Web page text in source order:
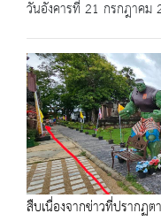
วันอังคารที่ 21 กรกฎาคม
สืบเนื่องจากข่าวที่ปรากฏ